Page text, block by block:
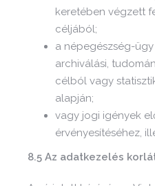
keretében végzett
céljából;
a népegészség-
archiválási,
célból vagy
alapján;
vagy jogi igények
érvényesítéséhez,
8.5 Az adatkezelés